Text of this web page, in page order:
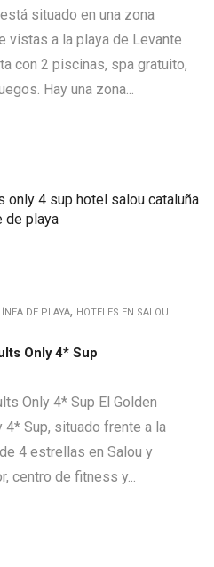
situado en una zona
vistas a la playa de Levante
con 2 piscinas, spa gratuito,
Hay una zona...
DE PLAYA, HOTELES EN SALOU
Only 4* Sup
Only 4* Sup El Golden
Sup, situado frente a la
4 estrellas en Salou y
centro de fitness y...